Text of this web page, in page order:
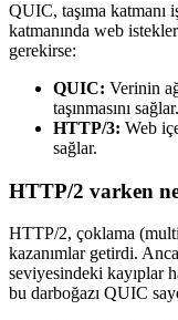
QUIC, taşıma
katmanında web
gerekirse:
QUIC: Verinin
taşınmasını sağlar.
HTTP/3: Web
sağlar.
HTTP/2 varken
HTTP/2, çoklama
kazanımlar getirdi.
seviyesindeki kayıplar
bu darboğazı QUIC